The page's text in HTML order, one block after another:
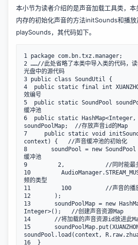
本小节为读者介绍的是声音加载工具类，
内存的初始化声音的方法initSounds和播放
playSounds，其代码如下。
1 package com.bn.txz.manager;
2 ……//此处省略了本类中导入类的代码，读
光盘中的源代码
3 public class SoundUtil {
4  public static final int
效编号
5  public static SoundPool
缓冲池
6  public static
soundPoolMap;  //存放声音id的Map
7     public static void
context) {   //声音缓冲池的初始
8       soundPool = new
缓冲池
9         2,            //同时能最多
10
频的类型
11         100          //声音的播放
12       );
13       soundPoolMap = new
Integer>();   //创建声音资源Map
14       //将加载的声音资源id放进此
15
soundPool.load(context,
16  }